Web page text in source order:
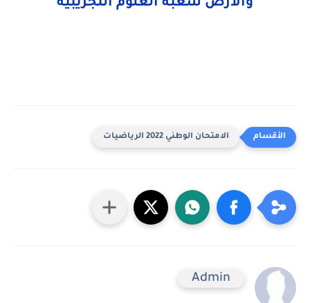
والأرض شعبة العلوم التجريبية
الامتحان الوطني 2022 الرياضيات
Admin